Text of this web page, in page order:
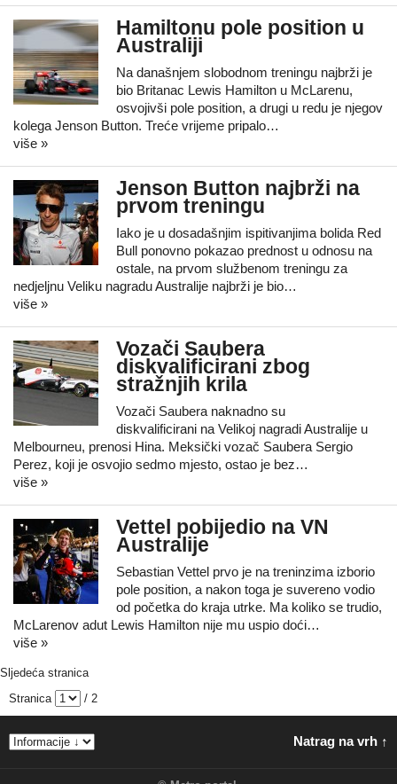
Hamiltonu pole position u
Australiji
Na današnjem slobodnom treningu najbrži je
bio Britanac Lewis Hamilton u McLarenu,
osvojivši pole position, a drugi u redu je njegov
kolega Jenson Button. Treće vrijeme pripalo…
više »
Jenson Button najbrži na
prvom treningu
Iako je u dosadašnjim ispitivanjima bolida Red
Bull ponovno pokazao prednost u odnosu na
ostale, na prvom službenom treningu za
nedjeljnu Veliku nagradu Australije najbrži je bio…
više »
Vozači Saubera
diskvalificirani zbog
stražnjih krila
Vozači Saubera naknadno su
diskvalificirani na Velikoj nagradi Australije u
Melbourneu, prenosi Hina. Meksički vozač Saubera Sergio
Perez, koji je osvojio sedmo mjesto, ostao je bez…
više »
Vettel pobijedio na VN
Australije
Sebastian Vettel prvo je na treninzima izborio
pole position, a nakon toga je suvereno vodio
od početka do kraja utrke. Ma koliko se trudio,
McLarenov adut Lewis Hamilton nije mu uspio doći…
više »
Sljedeća stranica
Stranica
/ 2
Natrag na vrh ↑